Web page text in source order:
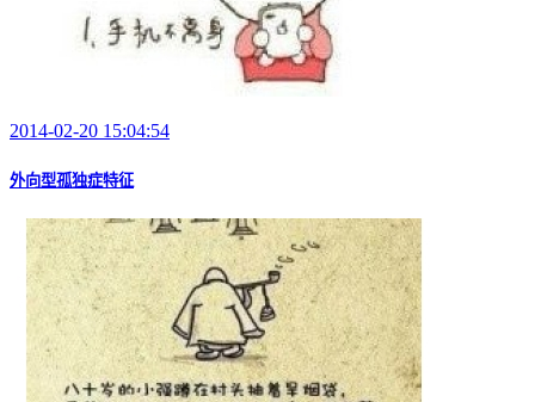
2014-02-20 15:04:54
外向型孤独症特征